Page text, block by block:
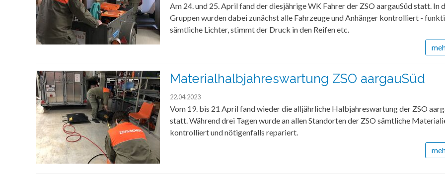
Am 24. und 25. April fand der diesjährige WK Fahrer der ZSO aargauSüd statt. In
Gruppen wurden dabei zunächst alle Fahrzeuge und Anhänger kontrolliert -
sämtliche Lichter, stimmt der Druck in den Reifen etc.
Materialhalbjahreswartung ZSO aargauSüd
22.04.2023
Vom 19. bis 21 April fand wieder die alljährliche Halbjahreswartung der ZSO
statt. Während drei Tagen wurde an allen Standorten der ZSO sämtliche
kontrolliert und nötigenfalls repariert.